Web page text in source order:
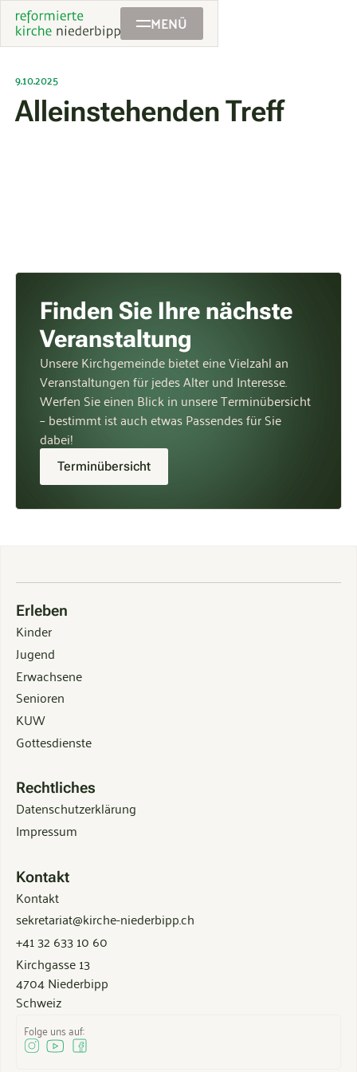
MENÜ
9.10.2025
Alleinstehenden Treff
Finden Sie Ihre nächste
Veranstaltung
Unsere Kirchgemeinde bietet eine Vielzahl an
Veranstaltungen für jedes Alter und Interesse.
Werfen Sie einen Blick in unsere Terminübersicht
– bestimmt ist auch etwas Passendes für Sie
dabei!
Terminübersicht
Erleben
Kinder
Jugend
Erwachsene
Senioren
KUW
Gottesdienste
Rechtliches
Datenschutzerklärung
Impressum
Kontakt
Kontakt
sekretariat@kirche-niederbipp.ch
+41 32 633 10 60
Kirchgasse 13
4704 Niederbipp
Schweiz
Folge uns auf: